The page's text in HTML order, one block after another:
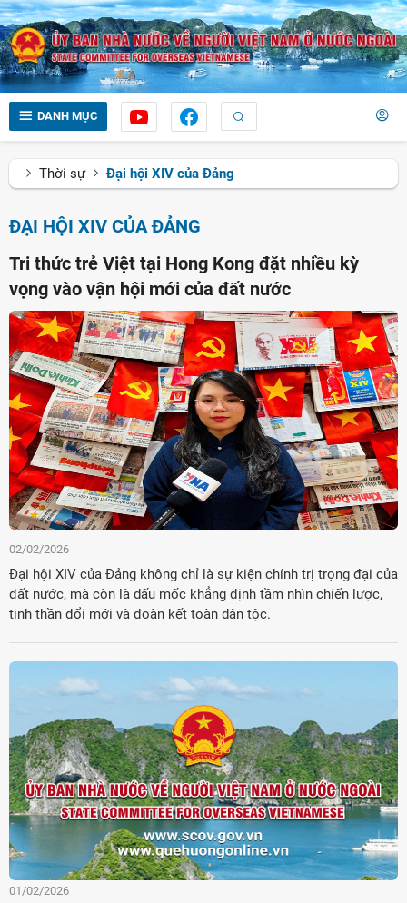
DANH MỤC
Thời sự Đại hội XIV của Đảng
ĐẠI HỘI XIV CỦA ĐẢNG
Tri thức trẻ Việt tại Hong Kong đặt nhiều kỳ
vọng vào vận hội mới của đất nước
02/02/2026
Đại hội XIV của Đảng không chỉ là sự kiện chính trị trọng đại của
đất nước, mà còn là dấu mốc khẳng định tầm nhìn chiến lược,
tinh thần đổi mới và đoàn kết toàn dân tộc.
01/02/2026